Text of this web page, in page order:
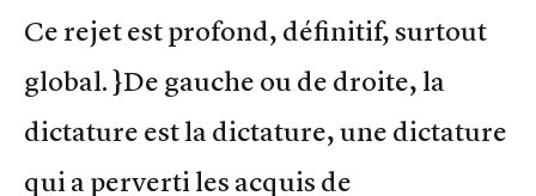
Ce rejet est profond, définitif, surtout
global. }De gauche ou de droite, la
dictature est la dictature, une dictature
qui a perverti les acquis de